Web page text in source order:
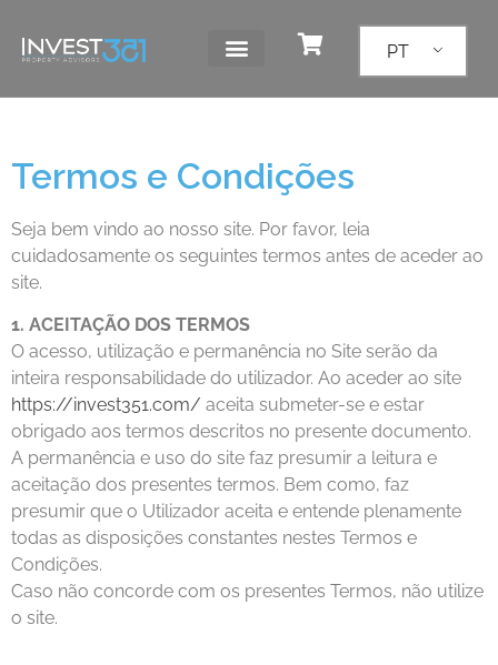
PT
Termos e Condições
Seja bem vindo ao nosso site. Por favor, leia
cuidadosamente os seguintes termos antes de aceder ao
site.
1. ACEITAÇÃO DOS TERMOS
O acesso, utilização e permanência no Site serão da
inteira responsabilidade do utilizador. Ao aceder ao site
https://invest351.com/ aceita submeter-se e estar
obrigado aos termos descritos no presente documento.
A permanência e uso do site faz presumir a leitura e
aceitação dos presentes termos. Bem como, faz
presumir que o Utilizador aceita e entende plenamente
todas as disposições constantes nestes Termos e
Condições.
Caso não concorde com os presentes Termos, não utilize
o site.